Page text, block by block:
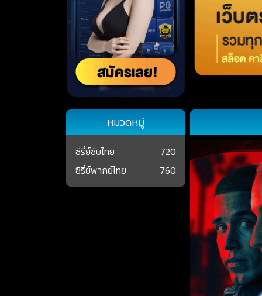
หมวดหมู่
ซีรี่ย์ซับไทย
720
ซีรี่ย์พากย์ไทย
760